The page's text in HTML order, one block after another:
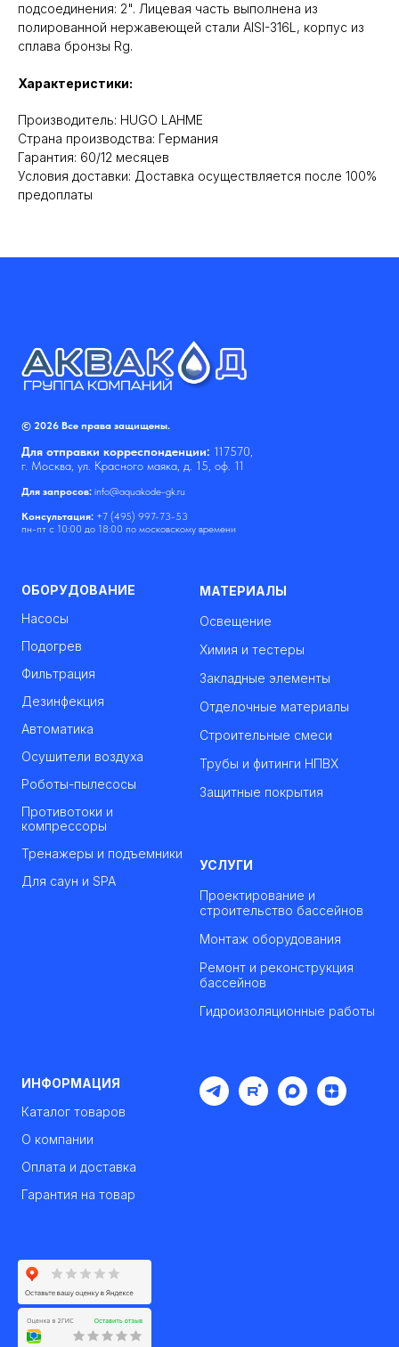
подсоединения: 2". Лицевая часть выполнена из
полированной нержавеющей стали AISI-316L, корпус из
сплава бронзы Rg.
Характеристики:
Производитель: HUGO LAHME
Cтрана производства: Германия
Гарантия: 60/12 месяцев
Условия доставки: Доставка осуществляется после 100%
предоплаты
© 2026 Все права защищены.
Для отправки корреспонденции: 117570,
г. Москва, ул. Красного маяка, д. 15, оф. 11
Для запросов: info@aquakode-gk.ru
Консультация: +7 (495) 997-73-53
пн-пт с 10:00 до 18:00 по московскому времени
ОБОРУДОВАНИЕ
Насосы
Подогрев
Фильтрация
Дезинфекция
Автоматика
Осушители воздуха
Роботы-пылесосы
Противотоки и
компрессоры
Тренажеры и подъемники
Для саун и SPA
МАТЕРИАЛЫ
Освещение
Химия и тестеры
Закладные элементы
Отделочные материалы
Строительные смеси
Трубы и фитинги НПВХ
Защитные покрытия
УСЛУГИ
Проектирование и
строительство бассейнов
Монтаж оборудования
Ремонт и реконструкция
бассейнов
Гидроизоляционные работы
ИНФОРМАЦИЯ
Каталог товаров
О компании
Оплата и доставка
Гарантия на товар